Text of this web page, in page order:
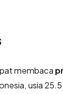
membaca
usia